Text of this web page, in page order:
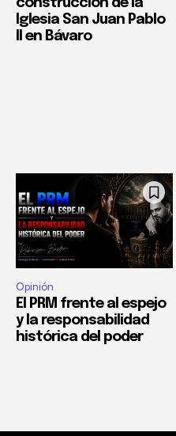
construcción de la
Iglesia San Juan Pablo
II en Bávaro
Opinión
El PRM frente al espejo
y la responsabilidad
histórica del poder